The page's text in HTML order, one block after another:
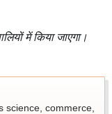
में किया जाएगा।
science, commerce,